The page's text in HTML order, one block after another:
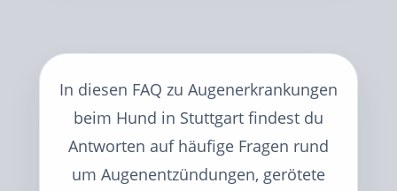
In diesen FAQ zu Augenerkrankungen
beim Hund in Stuttgart findest du
Antworten auf häufige Fragen rund
um Augenentzündungen, gerötete